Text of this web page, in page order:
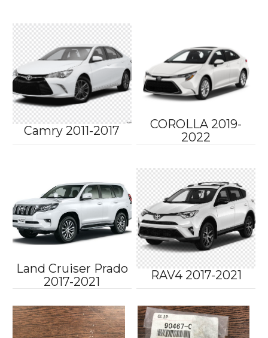
Camry 2011-2017
COROLLA 2019-
2022
Land Cruiser Prado
2017-2021
RAV4 2017-2021